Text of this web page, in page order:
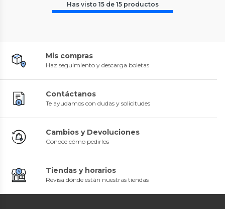
Has visto 15de 15 productos
Mis compras
Haz seguimiento y descarga boletas
Contáctanos
Te ayudamos con dudas y solicitudes
Cambios y Devoluciones
Conoce cómo pedirlos
Tiendas y horarios
Revisa dónde están nuestras tiendas